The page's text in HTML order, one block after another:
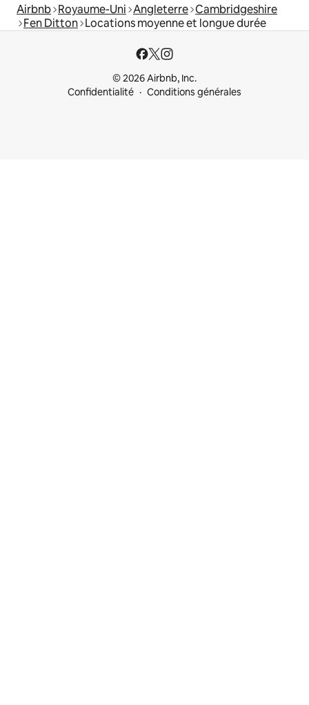
Airbnb Royaume-Uni Angleterre Cambridgeshire
Fen Ditton Locations moyenne et longue durée
© 2026 Airbnb, Inc.
Confidentialité
Conditions générales